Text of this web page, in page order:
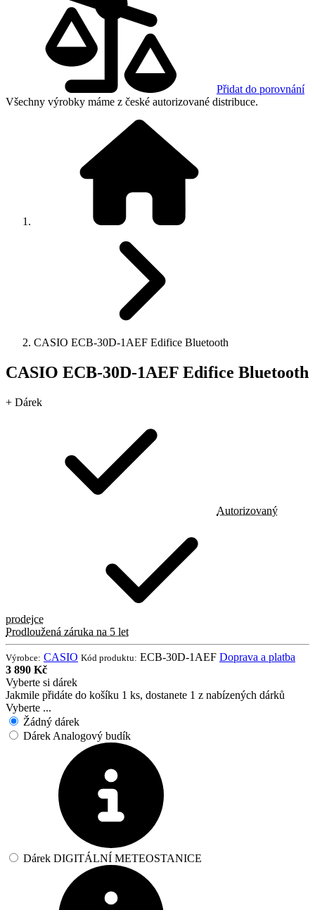
Přidat do porovnání
Všechny výrobky máme z české autorizované distribuce.
CASIO ECB-30D-1AEF Edifice Bluetooth
CASIO ECB-30D-1AEF Edifice Bluetooth
+ Dárek
Autorizovaný
prodejce
Prodloužená záruka na 5 let
Výrobce: CASIO Kód produktu: ECB-30D-1AEF Doprava a platba
3 890 Kč
Vyberte si dárek
Jakmile přidáte do košíku 1 ks, dostanete 1 z nabízených dárků
Vyberte ...
Žádný dárek
Dárek Analogový budík
Dárek DIGITÁLNÍ METEOSTANICE